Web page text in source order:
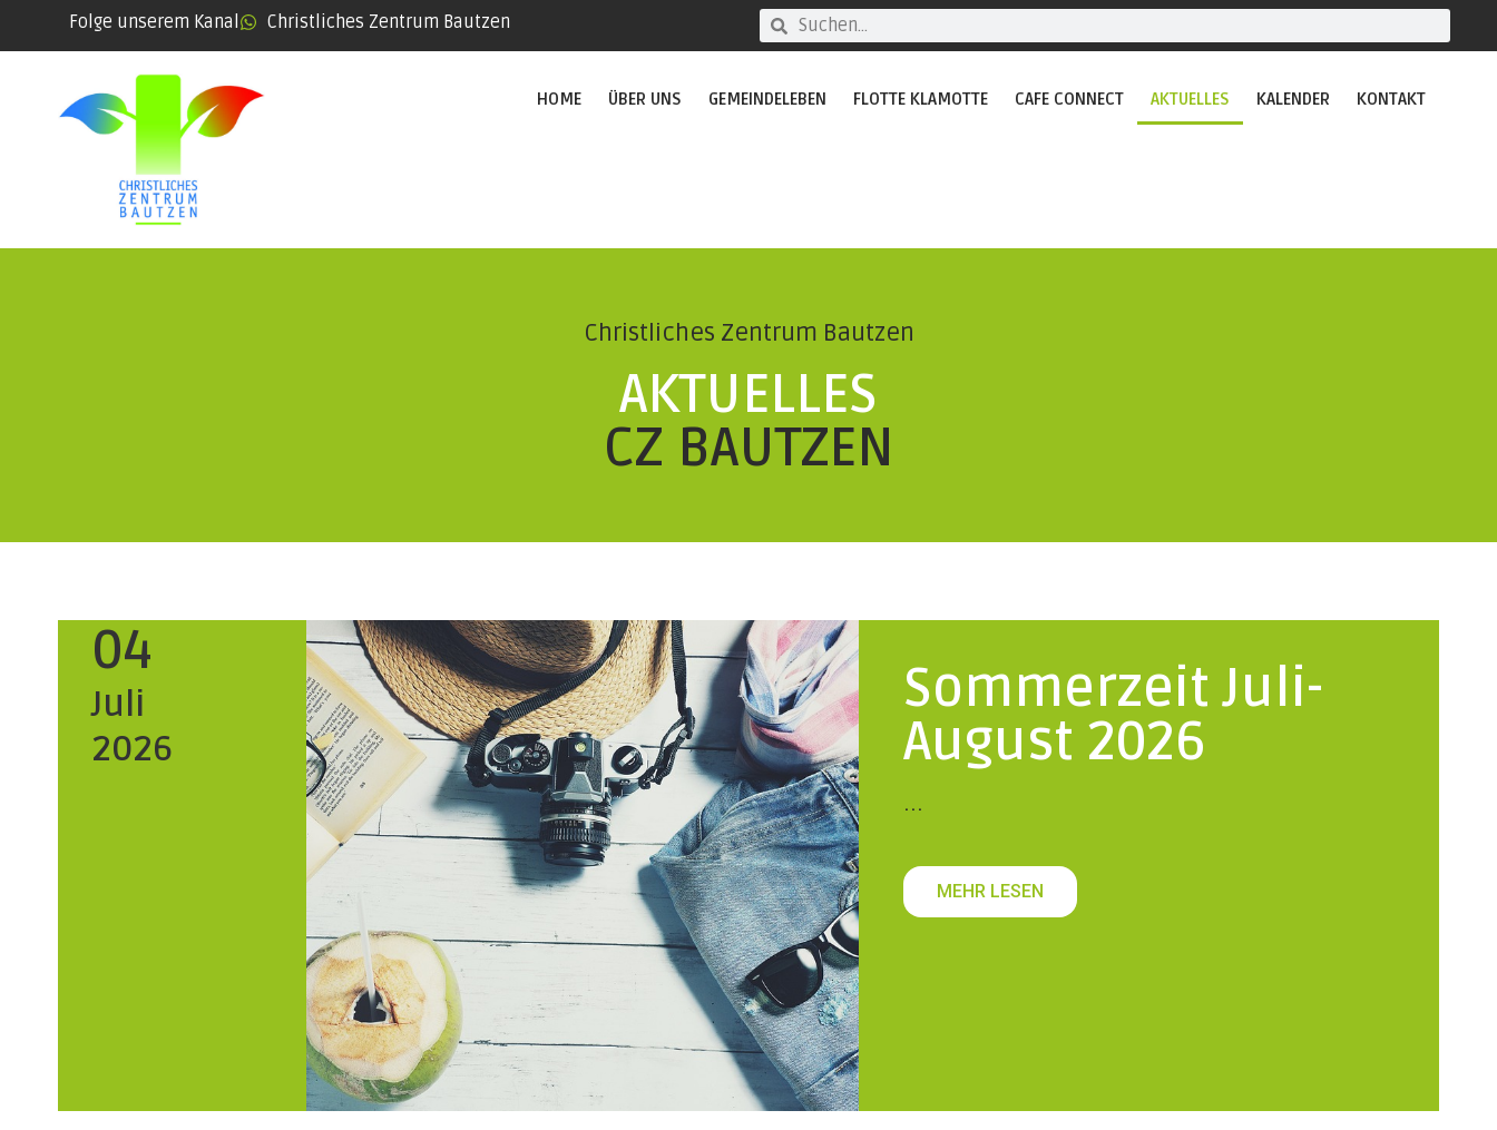
Folge unserem Kanal Christliches Zentrum Bautzen
HOME ÜBER UNS GEMEINDELEBEN FLOTTE KLAMOTTE CAFE CONNECT AKTUELLES KALENDER KONTAKT
Christliches Zentrum Bautzen
AKTUELLES
CZ BAUTZEN
04
Juli
2026
Sommerzeit Juli-
August 2026
...
MEHR LESEN